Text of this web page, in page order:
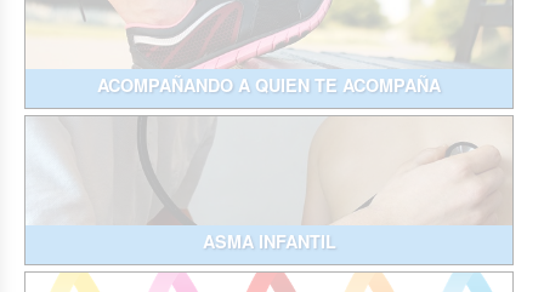
ACOMPAÑANDO A QUIEN TE ACOMPAÑA
ASMA INFANTIL